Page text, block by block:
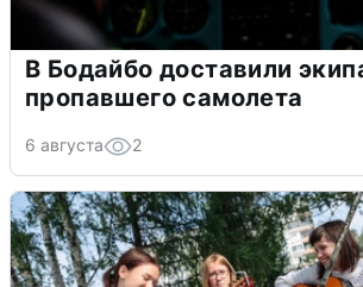
В Бодайбо доставили
пропавшего самолета
6 августа 2